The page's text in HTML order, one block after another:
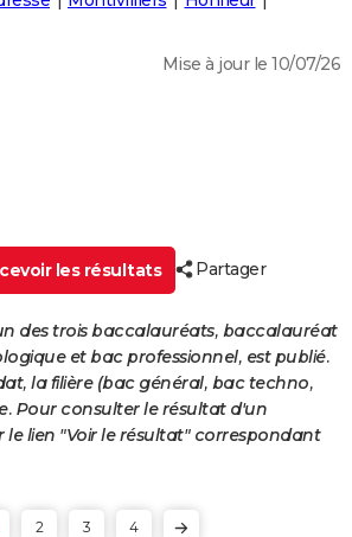
Mise à jour le 10/07/26
les résultats Partager
des trois baccalauréats, baccalauréat
et bac professionnel, est publié.
la filière (bac général, bac techno,
Pour consulter le résultat d'un
le lien "Voir le résultat" correspondant
2 3 4